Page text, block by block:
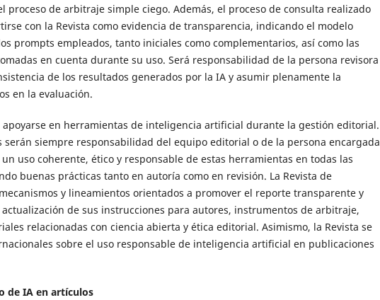
proceso de arbitraje simple ciego. Además, el proceso de consulta realizado
con la Revista como evidencia de transparencia, indicando el modelo
prompts empleados, tanto iniciales como complementarios, así como las
en cuenta durante su uso. Será responsabilidad de la persona revisora
de los resultados generados por la IA y asumir plenamente la
en la evaluación.
en herramientas de inteligencia artificial durante la gestión editorial.
siempre responsabilidad del equipo editorial o de la persona encargada
uso coherente, ético y responsable de estas herramientas en todas las
buenas prácticas tanto en autoría como en revisión. La Revista de
y lineamientos orientados a promover el reporte transparente y
de sus instrucciones para autores, instrumentos de arbitraje,
relacionadas con ciencia abierta y ética editorial. Asimismo, la Revista se
sobre el uso responsable de inteligencia artificial en publicaciones
de IA en artículos